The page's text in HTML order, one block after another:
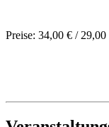
Preise: 34,00 € /